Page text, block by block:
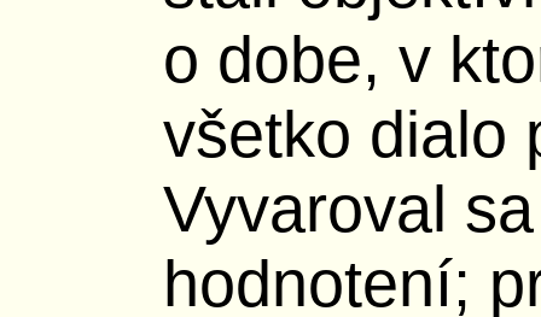
o dobe, v
všetko dialo
Vyvaroval
hodnotení;